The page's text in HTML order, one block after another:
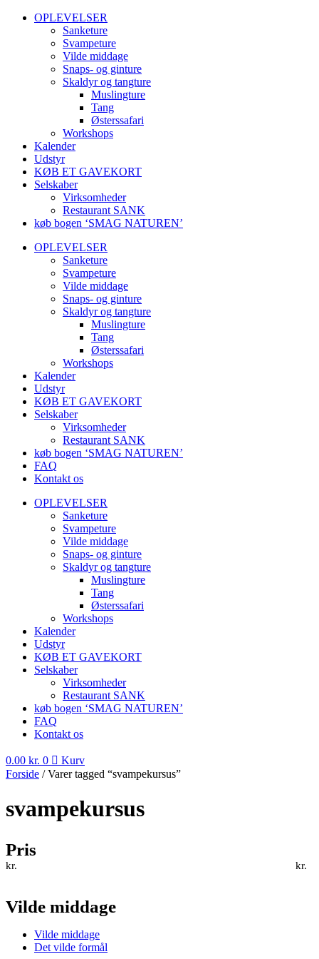
OPLEVELSER
Sanketure
Svampeture
Vilde middage
Snaps- og ginture
Skaldyr og tangture
Muslingture
Tang
Østerssafari
Workshops
Kalender
Udstyr
KØB ET GAVEKORT
Selskaber
Virksomheder
Restaurant SANK
køb bogen ‘SMAG NATUREN’
OPLEVELSER
Sanketure
Svampeture
Vilde middage
Snaps- og ginture
Skaldyr og tangture
Muslingture
Tang
Østerssafari
Workshops
Kalender
Udstyr
KØB ET GAVEKORT
Selskaber
Virksomheder
Restaurant SANK
køb bogen ‘SMAG NATUREN’
FAQ
Kontakt os
OPLEVELSER
Sanketure
Svampeture
Vilde middage
Snaps- og ginture
Skaldyr og tangture
Muslingture
Tang
Østerssafari
Workshops
Kalender
Udstyr
KØB ET GAVEKORT
Selskaber
Virksomheder
Restaurant SANK
køb bogen ‘SMAG NATUREN’
FAQ
Kontakt os
0.00 kr. 0
Kurv
Forside / Varer tagged “svampekursus”
svampekursus
Pris
kr. kr.
Vilde middage
Vilde middage
Det vilde formål